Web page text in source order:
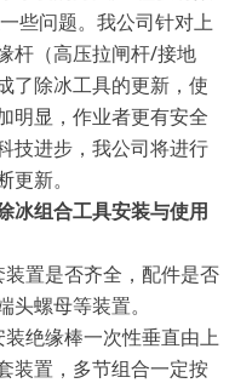
些问题。我公司针对上
杆（高压拉闸杆/接地
了除冰工具的更新，使
明显，作业者更有安全
技进步，我公司将进行
新。
冰组合工具安装与使用
置是否齐全，配件是否
头螺母等装置。
绝缘棒一次性垂直由上
装置，多节组合一定按